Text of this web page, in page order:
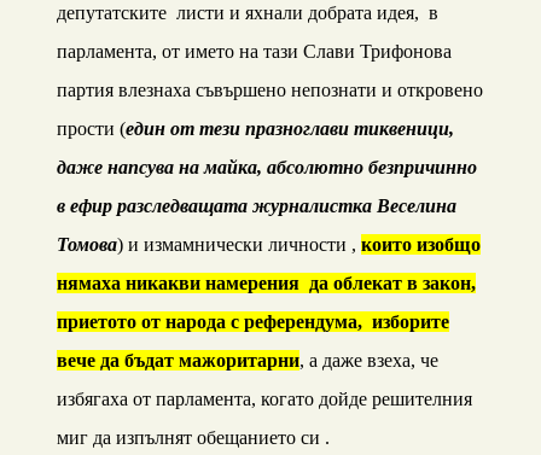
депутатските листи и яхнали добрата идея, в
парламента, от името на тази Слави Трифонова
партия влезнаха съвършено непознати и откровено
прости (един от тези празноглави тиквеници,
даже напсува на майка, абсолютно безпричинно
в ефир разследващата журналистка Веселина
Томова) и измамнически личности , които изобщо
нямаха никакви намерения да облекат в закон,
приетото от народа с референдума, изборите
вече да бъдат мажоритарни, а даже взеха, че
избягаха от парламента, когато дойде решителния
миг да изпълнят обещанието си .